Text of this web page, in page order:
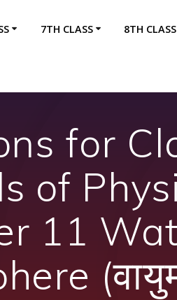
7TH CLASS 8TH CLASS
for
of
11